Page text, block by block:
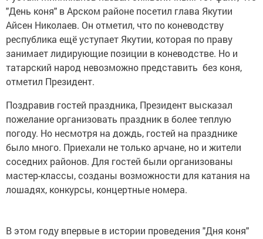
"День коня" в Арском районе посетил глава Якутии
Айсен Николаев. Он отметил, что по коневодству
республика ещё уступает Якутии, которая по праву
занимает лидирующие позиции в коневодстве. Но и
татарский народ невозможно представить без коня,
отметил Президент.
Поздравив гостей праздника, Президент высказал
пожелание организовать праздник в более теплую
погоду. Но несмотря на дождь, гостей на празднике
было много. Приехали не только арчане, но и жители
соседних районов. Для гостей были организованы
мастер-классы, созданы возможности для катания на
лошадях, конкурсы, концертные номера.
В этом году впервые в истории проведения "Дня коня"